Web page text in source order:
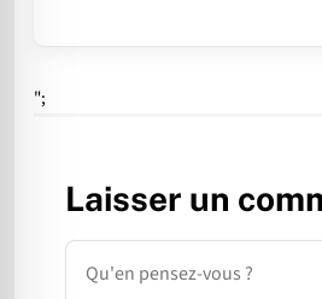
";
Laisser un
Commentaire